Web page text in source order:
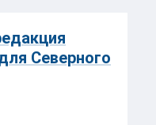
Северного